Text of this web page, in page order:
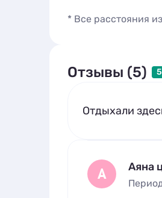
* Все расстояния
Отзывы (5)
Отдыхали
А Аяна